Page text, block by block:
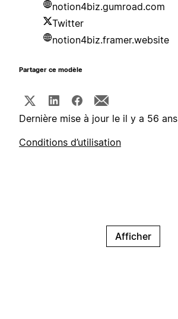
notion4biz.gumroad.com
Twitter
notion4biz.framer.website
Partager ce modèle
Dernière mise à jour le il y a 56 ans
Conditions d’utilisation
Afficher